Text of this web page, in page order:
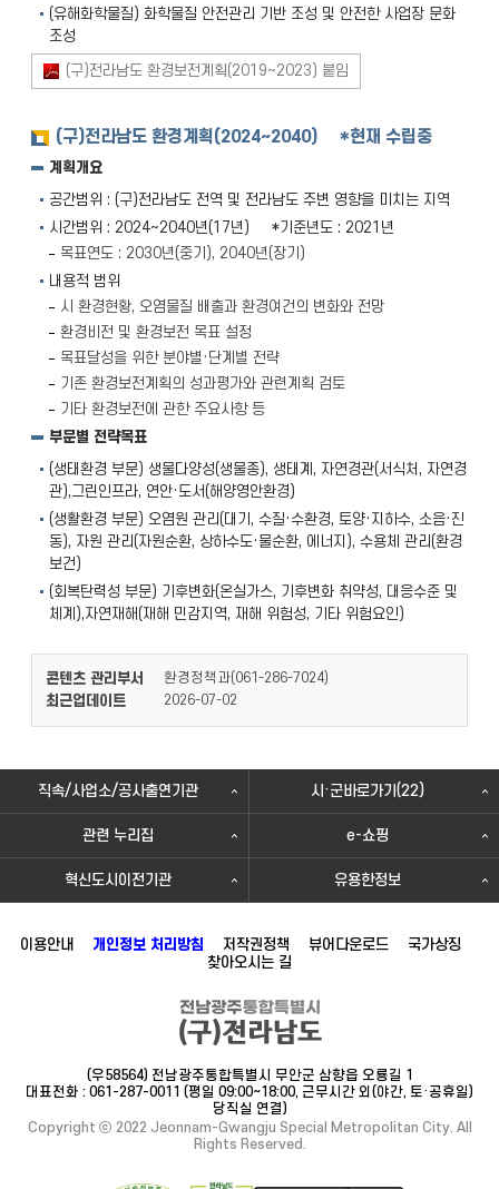
(유해화학물질) 화학물질 안전관리 기반 조성 및 안전한 사업장 문화
조성
(구)전라남도 환경보전계획(2019~2023) 붙임
(구)전라남도 환경계획(2024~2040) *현재 수립중
계획개요
공간범위 : (구)전라남도 전역 및 전라남도 주변 영향을 미치는 지역
시간범위 : 2024~2040년(17년) *기준년도 : 2021년
목표연도 : 2030년(중기), 2040년(장기)
내용적 범위
시 환경현황, 오염물질 배출과 환경여건의 변화와 전망
환경비전 및 환경보전 목표 설정
목표달성을 위한 분야별·단계별 전략
기존 환경보전계획의 성과평가와 관련계획 검토
기타 환경보전에 관한 주요사항 등
부문별 전략목표
(생태환경 부문) 생물다양성(생물종), 생태계, 자연경관(서식처, 자연경
관),그린인프라, 연안·도서(해양영안환경)
(생활환경 부문) 오염원 관리(대기, 수질·수환경, 토양·지하수, 소음·진
동), 자원 관리(자원순환, 상하수도·물순환, 에너지), 수용체 관리(환경
보건)
(회복탄력성 부문) 기후변화(온실가스, 기후변화 취약성, 대응수준 및
체계),자연재해(재해 민감지역, 재해 위험성, 기타 위험요인)
콘텐츠 관리부서 환경정책과(061-286-7024)
최근업데이트 2026-07-02
직속/사업소/공사출연기관 시·군바로가기(22)
관련 누리집 e-쇼핑
혁신도시이전기관 유용한정보
이용안내 개인정보 처리방침 저작권정책 뷰어다운로드
국가상징
찾아오시는 길
(우58564) 전남광주통합특별시 무안군 삼향읍 오룡길 1
대표전화 : 061-287-0011 (평일 09:00~18:00, 근무시간 외(야간, 토·공휴일)
당직실 연결)
Copyright ⓒ 2022 Jeonnam-Gwangju Special Metropolitan City. All
Rights Reserved.